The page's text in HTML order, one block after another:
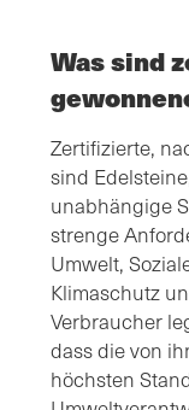
Was sind
Zertifizierte,
sind
unabhängige
strenge
Umwelt,
Klimaschutz
Verbraucher
dass die von
höchsten